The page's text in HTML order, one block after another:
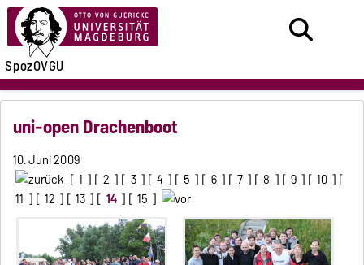
SpozOVGU
uni-open Drachenboot
10. Juni 2009
[ 1 ] [ 2 ] [ 3 ] [ 4 ] [ 5 ] [ 6 ] [ 7 ] [ 8 ] [ 9 ] [ 10 ] [
11 ] [ 12 ] [ 13 ] [ 14 ] [ 15 ]